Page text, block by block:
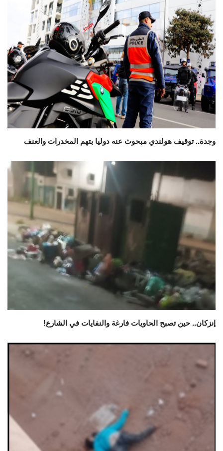
وجدة.. توقيف هولندي مبحوث عنه دوليا بتهم المخدرات والعنف
إنزكان.. حين تصبح الحاويات فارغة والنفايات في الشارع!